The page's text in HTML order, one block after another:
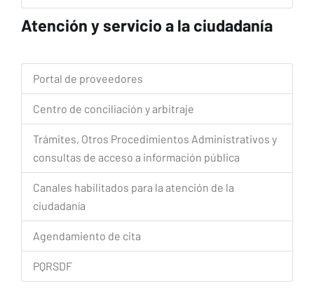
Atención y servicio a la ciudadanía
Portal de proveedores
Centro de conciliación y arbitraje
Trámites, Otros Procedimientos Administrativos y
consultas de acceso a información pública
Canales habilitados para la atención de la
ciudadanía
Agendamiento de cita
PQRSDF